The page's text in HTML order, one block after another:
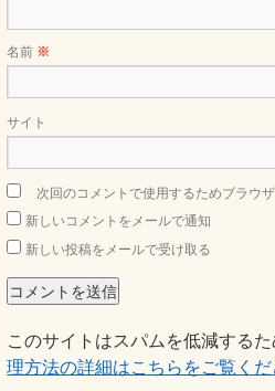
名前 ※
サイト
次回のコメントで使用するためブラウ
新しいコメントをメールで通知
新しい投稿をメールで受け取る
このサイトはスパムを低減する
理方法の詳細はこちらをご覧くだ